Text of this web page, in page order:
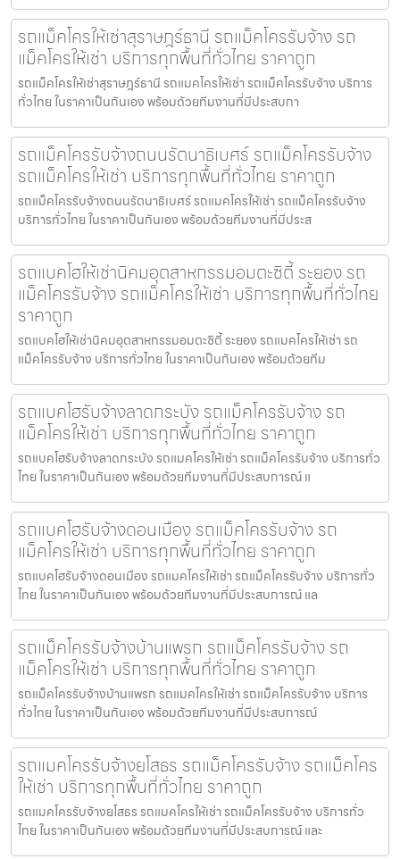
รถแม็คโครให้เช่าสุราษฎร์ธานี รถแม็คโครรับจ้าง รถ
แม็คโครให้เช่า บริการทุกพื้นที่ทั่วไทย ราคาถูก
รถแม็คโครให้เช่าสุราษฎร์ธานี รถแมคโครให้เช่า รถแม็คโครรับจ้าง บริการ
ทั่วไทย ในราคาเป็นกันเอง พร้อมด้วยทีมงานที่มีประสบกา
รถแม็คโครรับจ้างถนนรัตนาธิเบศร์ รถแม็คโครรับจ้าง
รถแม็คโครให้เช่า บริการทุกพื้นที่ทั่วไทย ราคาถูก
รถแม็คโครรับจ้างถนนรัตนาธิเบศร์ รถแมคโครให้เช่า รถแม็คโครรับจ้าง
บริการทั่วไทย ในราคาเป็นกันเอง พร้อมด้วยทีมงานที่มีประส
รถแบคโฮให้เช่านิคมอุตสาหกรรมอมตะซิตี้ ระยอง รถ
แม็คโครรับจ้าง รถแม็คโครให้เช่า บริการทุกพื้นที่ทั่วไทย
ราคาถูก
รถแบคโฮให้เช่านิคมอุตสาหกรรมอมตะซิตี้ ระยอง รถแมคโครให้เช่า รถ
แม็คโครรับจ้าง บริการทั่วไทย ในราคาเป็นกันเอง พร้อมด้วยทีม
รถแบคโฮรับจ้างลาดกระบัง รถแม็คโครรับจ้าง รถ
แม็คโครให้เช่า บริการทุกพื้นที่ทั่วไทย ราคาถูก
รถแบคโฮรับจ้างลาดกระบัง รถแมคโครให้เช่า รถแม็คโครรับจ้าง บริการทั่ว
ไทย ในราคาเป็นกันเอง พร้อมด้วยทีมงานที่มีประสบการณ์ แ
รถแบคโฮรับจ้างดอนเมือง รถแม็คโครรับจ้าง รถ
แม็คโครให้เช่า บริการทุกพื้นที่ทั่วไทย ราคาถูก
รถแบคโฮรับจ้างดอนเมือง รถแมคโครให้เช่า รถแม็คโครรับจ้าง บริการทั่ว
ไทย ในราคาเป็นกันเอง พร้อมด้วยทีมงานที่มีประสบการณ์ แล
รถแม็คโครรับจ้างบ้านแพรก รถแม็คโครรับจ้าง รถ
แม็คโครให้เช่า บริการทุกพื้นที่ทั่วไทย ราคาถูก
รถแม็คโครรับจ้างบ้านแพรก รถแมคโครให้เช่า รถแม็คโครรับจ้าง บริการ
ทั่วไทย ในราคาเป็นกันเอง พร้อมด้วยทีมงานที่มีประสบการณ์
รถแมคโครรับจ้างยโสธร รถแม็คโครรับจ้าง รถแม็คโคร
ให้เช่า บริการทุกพื้นที่ทั่วไทย ราคาถูก
รถแมคโครรับจ้างยโสธร รถแมคโครให้เช่า รถแม็คโครรับจ้าง บริการทั่ว
ไทย ในราคาเป็นกันเอง พร้อมด้วยทีมงานที่มีประสบการณ์ และ